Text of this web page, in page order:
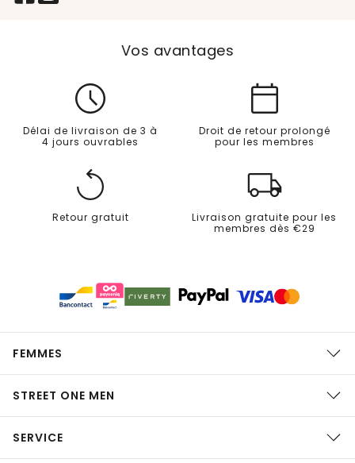
Vos avantages
Délai de livraison de 3 à
4 jours ouvrables
Droit de retour prolongé
pour les membres
Retour gratuit
Livraison gratuite pour les
membres dès €29
FEMMES
STREET ONE MEN
SERVICE